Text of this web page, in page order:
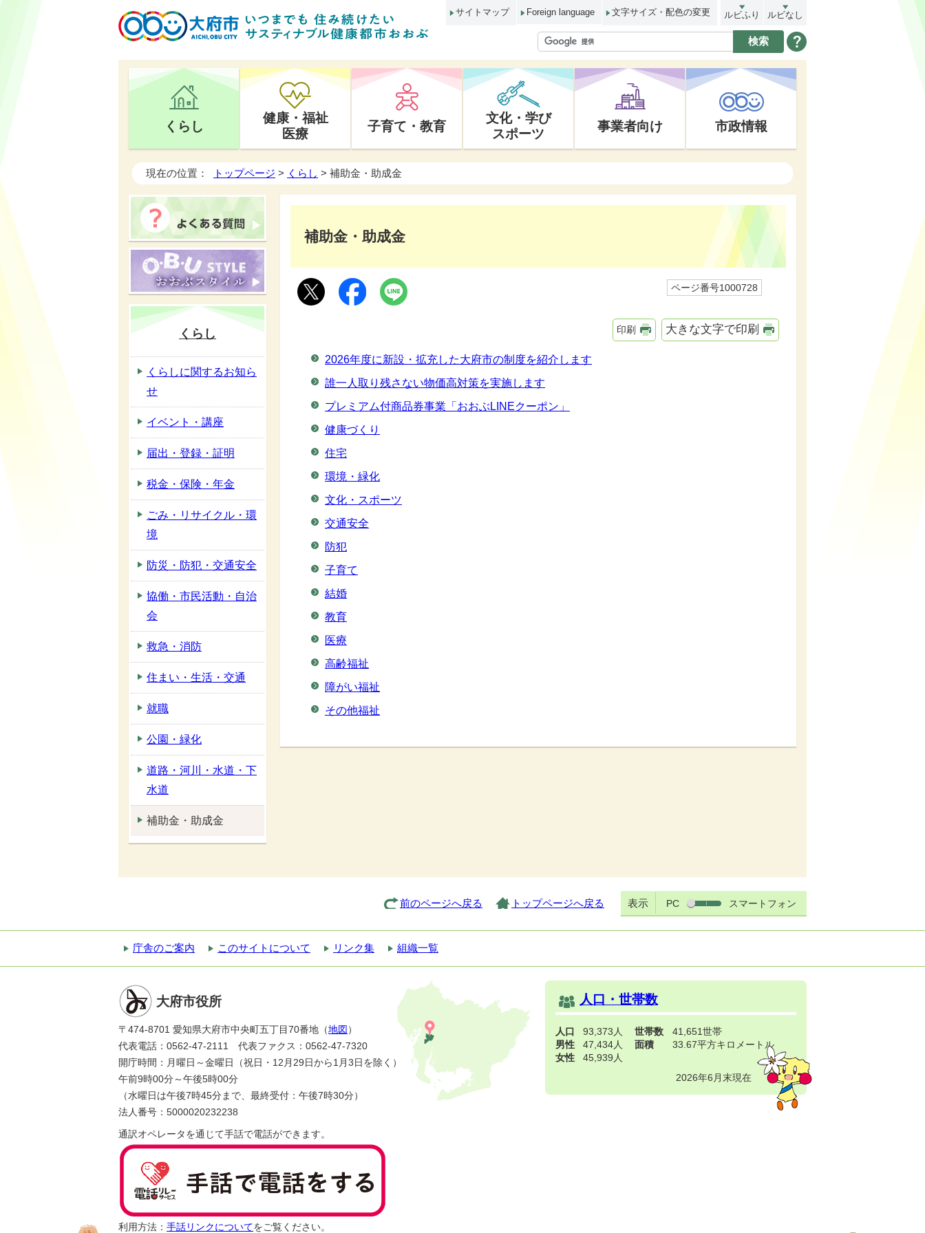
サイトマップ Foreign language 文字サイズ・配色の変更 ルビふり ルビなし
くらし
健康・福祉
医療
子育て・教育
文化・学び
スポーツ
事業者向け 市政情報
現在の位置： トップページ > くらし > 補助金・助成金
補助金・助成金
ページ番号1000728
印刷 大きな文字で印刷
2026年度に新設・拡充した大府市の制度を紹介します
誰一人取り残さない物価高対策を実施します
プレミアム付商品券事業「おおぶLINEクーポン」
健康づくり
住宅
環境・緑化
文化・スポーツ
交通安全
防犯
子育て
結婚
教育
医療
高齢福祉
障がい福祉
その他福祉
くらし
くらしに関するお知ら
せ
イベント・講座
届出・登録・証明
税金・保険・年金
ごみ・リサイクル・環
境
防災・防犯・交通安全
協働・市民活動・自治
会
救急・消防
住まい・生活・交通
就職
公園・緑化
道路・河川・水道・下
水道
補助金・助成金
前のページへ戻る トップページへ戻る 表示 PC スマートフォン
庁舎のご案内 このサイトについて リンク集 組織一覧
大府市役所
〒474-8701 愛知県大府市中央町五丁目70番地（地図 ）
代表電話：0562-47-2111 代表ファクス：0562-47-7320
開庁時間：月曜日～金曜日（祝日・12月29日から1月3日を除く）
午前9時00分～午後5時00分
（水曜日は午後7時45分まで、最終受付：午後7時30分）
法人番号：5000020232238
通訳オペレータを通じて手話で電話ができます。
利用方法： 手話リンクについてをご覧ください。
人口・世帯数
人口
93,373人
男性
47,434人
女性
45,939人
世帯数
41,651世帯
面積
33.67平方キロメートル
2026年6月末現在